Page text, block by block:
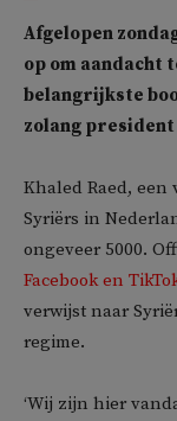
Afgelopen
op om aandacht
belangrijkste
zolang president
Khaled Raed, een
Syriërs in
ongeveer 5000.
Facebook en
verwijst naar
regime.
‘Wij zijn hier